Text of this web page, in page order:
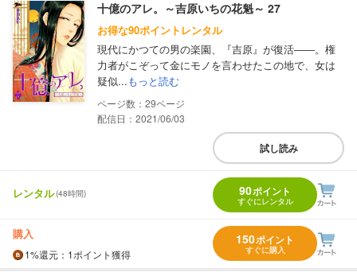
十億のアレ。～吉原いちの花魁～ 27
お得な90ポイントレンタル
現代にかつての男の楽園、『吉原』が復活――。権
力者がこぞって金にモノを言わせたこの地で、女は
疑似...もっと読む
29
配信日：2021/06/03
試し読み
レンタル(48時間) 90ポイント
すぐにレンタル
購入
1%還元 ：1ポイント獲得
150ポイント
すぐに購入